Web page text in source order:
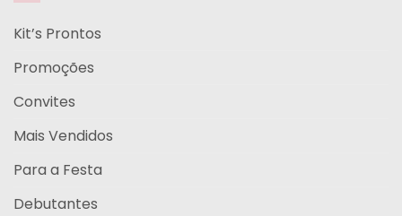
Kit’s Prontos
Promoções
Convites
Mais Vendidos
Para a Festa
Debutantes